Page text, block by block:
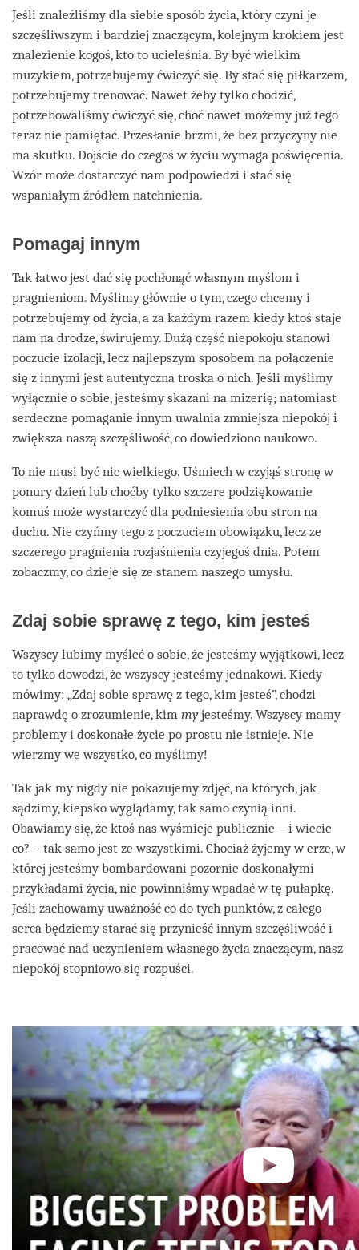
Jeśli znaleźliśmy dla siebie sposób życia, który czyni je
szczęśliwszym i bardziej znaczącym, kolejnym krokiem jest
znalezienie kogoś, kto to ucieleśnia. By być wielkim
muzykiem, potrzebujemy ćwiczyć się. By stać się piłkarzem,
potrzebujemy trenować. Nawet żeby tylko chodzić,
potrzebowaliśmy ćwiczyć się, choć nawet możemy już tego
teraz nie pamiętać. Przesłanie brzmi, że bez przyczyny nie
ma skutku. Dojście do czegoś w życiu wymaga poświęcenia.
Wzór może dostarczyć nam podpowiedzi i stać się
wspaniałym źródłem natchnienia.
Pomagaj innym
Tak łatwo jest dać się pochłonąć własnym myślom i
pragnieniom. Myślimy głównie o tym, czego chcemy i
potrzebujemy od życia, a za każdym razem kiedy ktoś staje
nam na drodze, świrujemy. Dużą część niepokoju stanowi
poczucie izolacji, lecz najlepszym sposobem na połączenie
się z innymi jest autentyczna troska o nich. Jeśli myślimy
wyłącznie o sobie, jesteśmy skazani na mizerię; natomiast
serdeczne pomaganie innym uwalnia zmniejsza niepokój i
zwiększa naszą szczęśliwość, co dowiedziono naukowo.
To nie musi być nic wielkiego. Uśmiech w czyjąś stronę w
ponury dzień lub choćby tylko szczere podziękowanie
komuś może wystarczyć dla podniesienia obu stron na
duchu. Nie czyńmy tego z poczuciem obowiązku, lecz ze
szczerego pragnienia rozjaśnienia czyjegoś dnia. Potem
zobaczmy, co dzieje się ze stanem naszego umysłu.
Zdaj sobie sprawę z tego, kim jesteś
Wszyscy lubimy myśleć o sobie, że jesteśmy wyjątkowi, lecz
to tylko dowodzi, że wszyscy jesteśmy jednakowi. Kiedy
mówimy: „Zdaj sobie sprawę z tego, kim jesteś”, chodzi
naprawdę o zrozumienie, kim myjesteśmy. Wszyscy mamy
problemy i doskonałe życie po prostu nie istnieje. Nie
wierzmy we wszystko, co myślimy!
Tak jak my nigdy nie pokazujemy zdjęć, na których, jak
sądzimy, kiepsko wyglądamy, tak samo czynią inni.
Obawiamy się, że ktoś nas wyśmieje publicznie – i wiecie
co? – tak samo jest ze wszystkimi. Chociaż żyjemy w erze, w
której jesteśmy bombardowani pozornie doskonałymi
przykładami życia, nie powinniśmy wpadać w tę pułapkę.
Jeśli zachowamy uważność co do tych punktów, z całego
serca będziemy starać się przynieść innym szczęśliwość i
pracować nad uczynieniem własnego życia znaczącym, nasz
niepokój stopniowo się rozpuści.